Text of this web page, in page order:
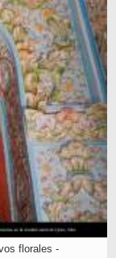
florales -